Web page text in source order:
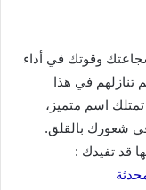
وقوتك في أداء
تنازلهم في هذا
اسم متميز،
شعورك بالقلق.
قد تفيدك :